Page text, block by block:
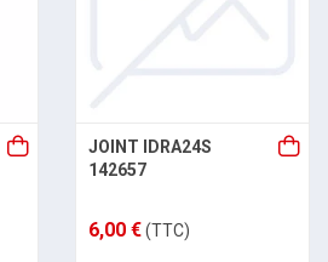
JOINT IDRA24S
142657
6,00 €(TTC)